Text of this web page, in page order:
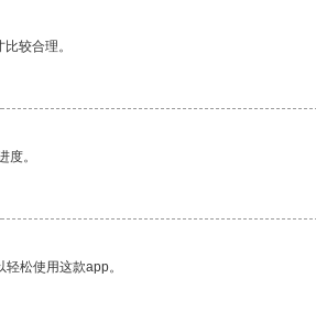
较合理。
。
松使用这款app。